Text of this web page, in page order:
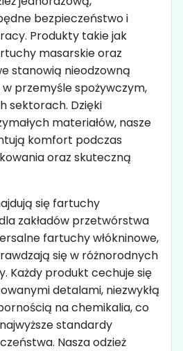
bezpieczeństwo i
Produkty takie jak
masarskie oraz
stanowią nieodzowną
przemyśle spożywczym,
sektorach. Dzięki
materiałów, nasze
komfort podczas
oraz skuteczną
się fartuchy
zakładów przetwórstwa
fartuchy włókninowe,
się w różnorodnych
Każdy produkt cechuje się
detalami, niezwykłą
na chemikalia, co
standardy
Nasza odzież